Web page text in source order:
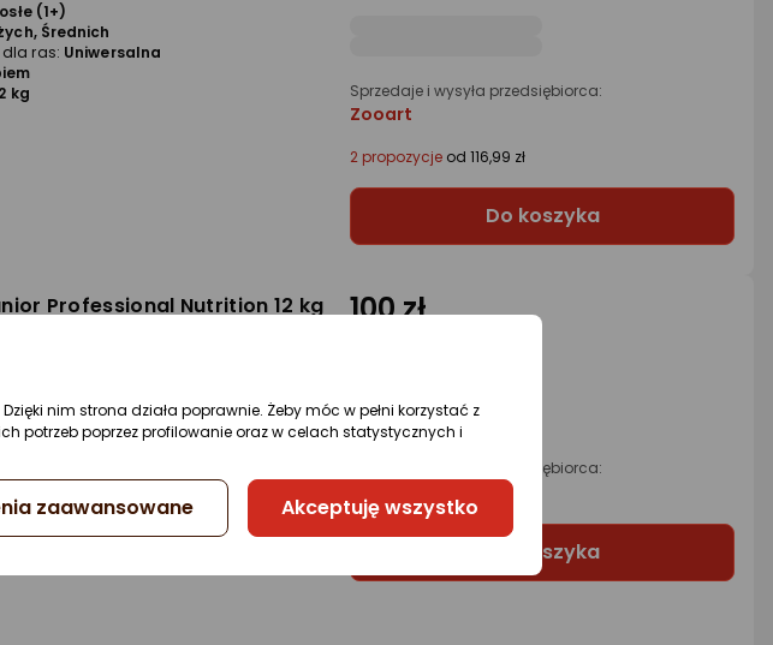
(1+)
Średnich
ras: Uniwersalna
kg Sprzedaje i wysyła przedsiębiorca:
Zooart
2 propozycje od 116,99 zł
Do koszyka
Professional Nutrition 12 kg
dla ras:Uniwersalna
kg
100 zł
Sprzedaje i wysyła przedsiębiorca:
Do koszyka
nim strona działa poprawnie. Żeby móc w pełni korzystać z
potrzeb poprzez profilowanie oraz w celach statystycznych i
zaawansowane Akceptuję wszystko